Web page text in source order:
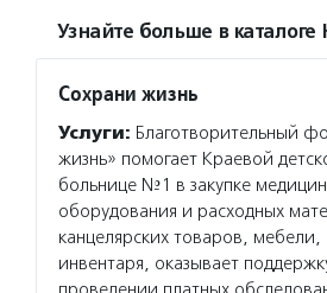
Узнайте больше в каталоге
Сохрани жизнь
Услуги: Благотворительный
жизнь» помогает Краевой
больнице №1 в закупке
оборудования и расходных
канцелярских товаров, мебели,
инвентаря, оказывает